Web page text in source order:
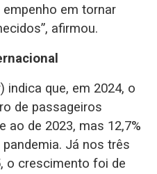
em tornar
afirmou.
indica que, em 2024, o
de passageiros
ao de 2023, mas 12,7%
Já nos três
o crescimento foi de